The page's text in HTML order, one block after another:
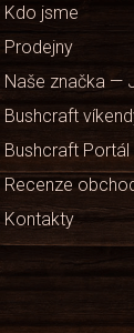
Kdo jsme
Prodejny
Naše značka —
Bushcraft
Bushcraft Portál
Recenze
Kontakty